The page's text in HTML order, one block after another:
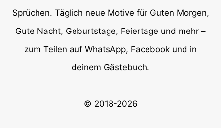
Sprüchen. Täglich neue Motive für Guten Morgen,
Gute Nacht, Geburtstage, Feiertage und mehr –
zum Teilen auf WhatsApp, Facebook und in
deinem Gästebuch.
© 2018-2026